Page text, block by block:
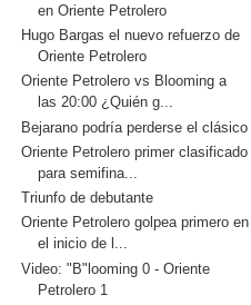
en Oriente Petrolero
Hugo Bargas el nuevo refuerzo de
Oriente Petrolero
Oriente Petrolero vs Blooming a
las 20:00 ¿Quién g...
Bejarano podría perderse el clásico
Oriente Petrolero primer clasificado
para semifina...
Triunfo de debutante
Oriente Petrolero golpea primero en
el inicio de l...
Video: "B"looming 0 - Oriente
Petrolero 1